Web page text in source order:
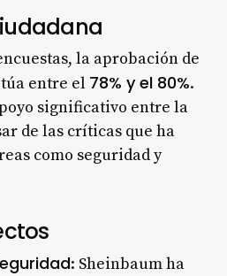
la aprobación de
entre el 78% y el 80%.
significativo entre la
de las críticas que ha
como seguridad y
: Sheinbaum ha